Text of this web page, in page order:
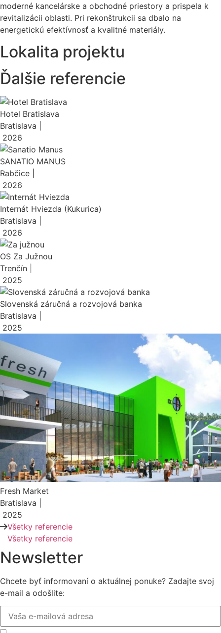
moderné kancelárske a obchodné priestory a prispela k
revitalizácii oblasti. Pri rekonštrukcii sa dbalo na
energetickú efektívnosť a kvalitné materiály.
Lokalita projektu
Ďalšie referencie
Hotel Bratislava
Bratislava |
2026
SANATIO MANUS
Rabčice |
2026
Internát Hviezda (Kukurica)
Bratislava |
2026
OS Za Južnou
Trenčín |
2025
Slovenská záručná a rozvojová banka
Bratislava |
2025
Fresh Market
Bratislava |
2025
Všetky referencie
Všetky referencie
Newsletter
Chcete byť informovaní o aktuálnej ponuke? Zadajte svoj
e-mail a odošlite: